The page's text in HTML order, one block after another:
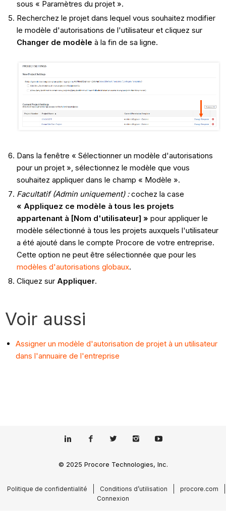
sous « Paramètres du projet ».
Recherchez le projet dans lequel vous souhaitez modifier
le modèle d'autorisations de l'utilisateur et cliquez sur
Changer de modèle à la fin de sa ligne.
Dans la fenêtre « Sélectionner un modèle d'autorisations
pour un projet », sélectionnez le modèle que vous
souhaitez appliquer dans le champ « Modèle ».
Facultatif (Admin uniquement) :cochez la case
« Appliquez ce modèle à tous les projets
appartenant à [Nom d'utilisateur] » pour appliquer le
modèle sélectionné à tous les projets auxquels l'utilisateur
a été ajouté dans le compte Procore de votre entreprise.
Cette option ne peut être sélectionnée que pour les
modèles d'autorisations globaux.
Cliquez sur Appliquer.
Voir aussi
Assigner un modèle d'autorisation de projet à un utilisateur
dans l'annuaire de l'entreprise
© 2025 Procore Technologies, Inc.
Politique de confidentialité Conditions d’utilisation
procore.com
Connexion